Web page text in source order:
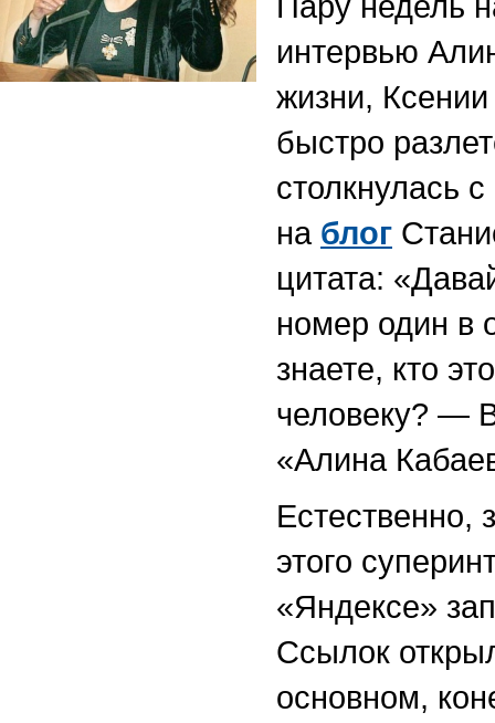
интервью
жизни,
быстро
столкнулась
на блог
цитата:
номер один в
знаете, кто
человеку? —
«Алина
Естественно,
этого
«Яндексе»
Ссылок
основном,